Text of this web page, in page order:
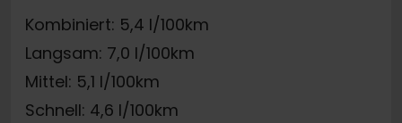
Kombiniert: 5,4 l/100km
Langsam: 7,0 l/100km
Mittel: 5,1 l/100km
Schnell: 4,6 l/100km